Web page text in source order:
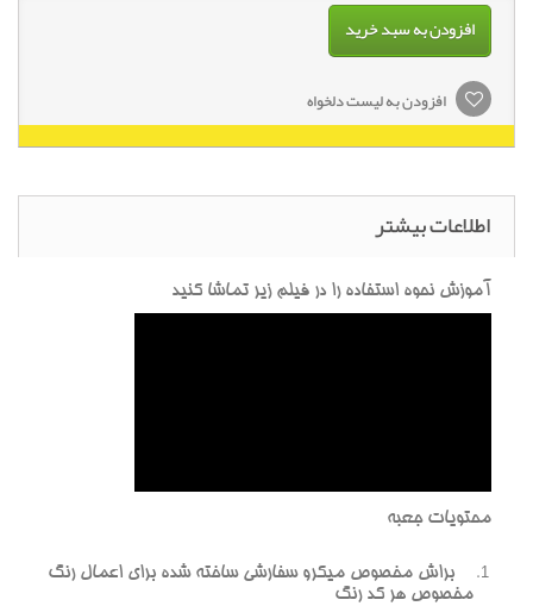
افزودن به سبد خرید
افزودن به لیست دلخواه
اطلاعات بیشتر
آموزش نحوه استفاده را در فیلم زیر تماشا کنید
محتویات جعبه
براش مخصوص میکرو سفارشی ساخته شده برای اعمال رنگ
مخصوص هر کد رنگ